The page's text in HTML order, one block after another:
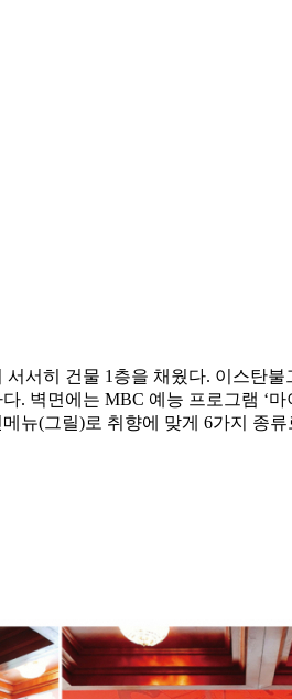
서히 건물 1층을 채웠다. 이스탄
벽면에는 MBC 예능 프로그램 ‘
뉴(그릴)로 취향에 맞게 6가지 종